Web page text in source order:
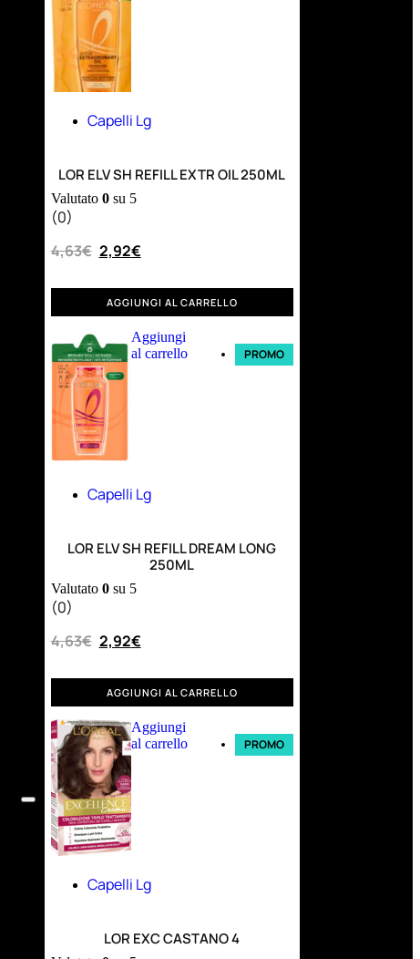
Capelli Lg
LOR ELV SH REFILL EXTR OIL 250ML
Valutato 0su 5
(0)
4,63€ 2,92€
AGGIUNGI AL CARRELLO
Aggiungi
al carrello
PROMO
Capelli Lg
LOR ELV SH REFILL DREAM LONG
250ML
Valutato 0su 5
(0)
4,63€ 2,92€
AGGIUNGI AL CARRELLO
Aggiungi
al carrello
PROMO
Capelli Lg
LOR EXC CASTANO 4